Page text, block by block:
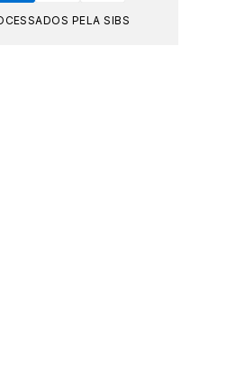
PELA SIBS